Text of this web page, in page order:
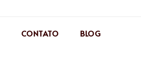
CONTATO BLOG